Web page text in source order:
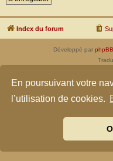
En poursuivant votre
l’utilisation de cookies.
Index du forum
Développé par phpBB